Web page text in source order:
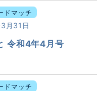
ドマッチ
月31日
令和4年4月号
ドマッチ